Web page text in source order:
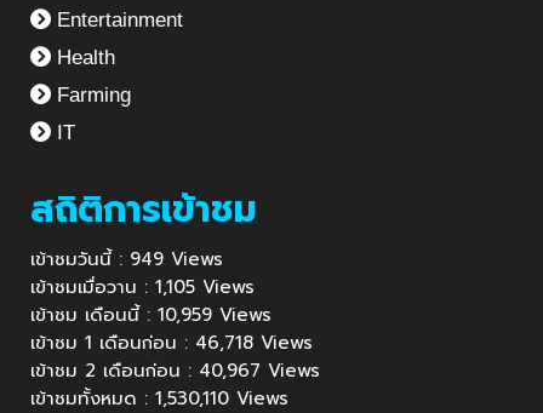
Entertainment
Health
Farming
IT
สถิติการเข้าชม
เข้าชมวันนี้ : 949 Views
เข้าชมเมื่อวาน : 1,105 Views
เข้าชม เดือนนี้ : 10,959 Views
เข้าชม 1 เดือนก่อน : 46,718 Views
เข้าชม 2 เดือนก่อน : 40,967 Views
เข้าชมทั้งหมด : 1,530,110 Views